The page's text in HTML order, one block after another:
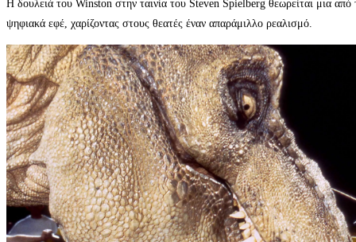
Η δουλειά του Winston στην ταινία του Steven Spielberg θεωρείται μια
ψηφιακά εφέ, χαρίζοντας στους θεατές έναν απαράμιλλο ρεαλισμό.